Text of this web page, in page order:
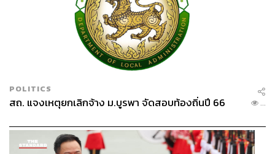
POLITICS
สถ. แจงเหตุยกเลิกจ้าง ม.บูรพา จัดสอบท้องถิ่นปี 66 ...